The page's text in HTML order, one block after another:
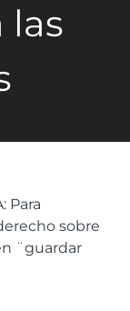
las
Para
sobre
¨guardar